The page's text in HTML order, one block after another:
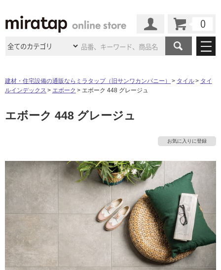
商品カテゴリ
キッチン
トイレ
扉
エクステリア（外構）
ウッドデッキ フローリング・床材
収納 インテリア・家具
照明 ペット用品
内装用建材 パネル・壁材
施工事例
施工事例 法人案件納入事例
インタビュー
店舗・施設事例
ショールーム
ショールーム
大阪ショールーム 仙台ショールーム
名古屋ショールーム 京都ショールーム
福岡ショールーム 札幌スマートショールー
ム
横浜スマート
ム
ウェルビーみのおHDC
サポート
ご利用ガイド 初めての方へ
よくある質問 お問い合わせ
修理お問い合わせ クレーム公開
説明書・図面検索 水まわり3年保証
その他サービス
ミラタップと
創る家
工事会社紹介 Coziコンシ
ェルジュ
自分らしい家づくり
SUVACO
最高のリノベ会社がみつ
かるリノベりす
建材・住宅設備の通販ならミラタップ（旧サンワカンパニー） タイル
タイ
ルインデックス
エボーク エボーク 448 グレージュ
エボーク 448 グレージュ
お気に入りに登録
タ